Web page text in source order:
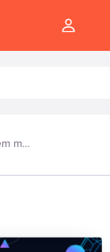
Modelagem matemática: teoria, pesquisas e práticas pedagógicas – E-Book